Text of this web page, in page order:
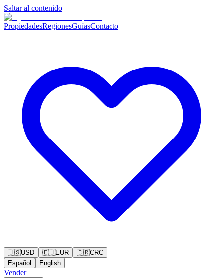
Saltar al contenido
PropiedadesRegionesGuíasContacto
🇺🇸USD 🇪🇺EUR 🇨🇷CRC
Español
English
Vender